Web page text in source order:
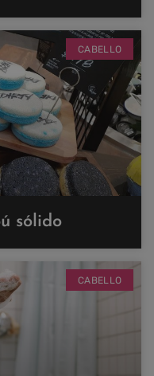
CABELLO
sólido
CABELLO